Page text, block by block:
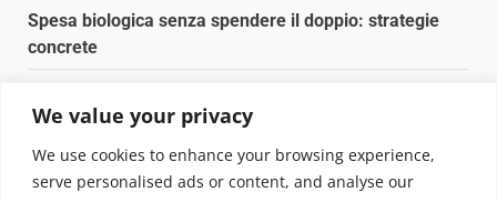
We value your privacy
We use cookies to enhance your browsing experience,
serve personalised ads or content, and analyse our
Spesa biologica senza spendere il doppio: strategie
concrete
Pulizia naturale della casa: 3 ingredienti che
sostituiscono 10 prodotti chimici